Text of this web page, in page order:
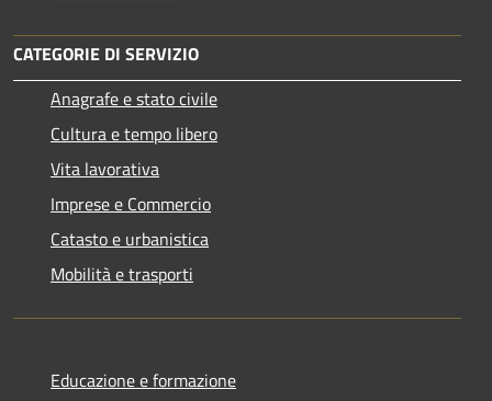
CATEGORIE DI SERVIZIO
Anagrafe e stato civile
Cultura e tempo libero
Vita lavorativa
Imprese e Commercio
Catasto e urbanistica
Mobilità e trasporti
Educazione e formazione